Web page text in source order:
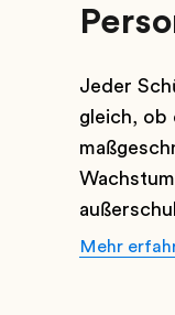
Jeder
gleich, ob
Mehr